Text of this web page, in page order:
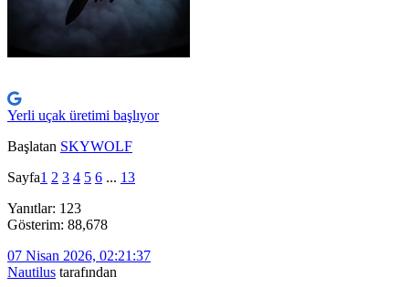
Yerli uçak üretimi başlıyor
Başlatan SKYWOLF
Sayfa1 2 3 4 5 6 ... 13
Yanıtlar: 123
Gösterim: 88,678
07 Nisan 2026, 02:21:37
Nautilus tarafından